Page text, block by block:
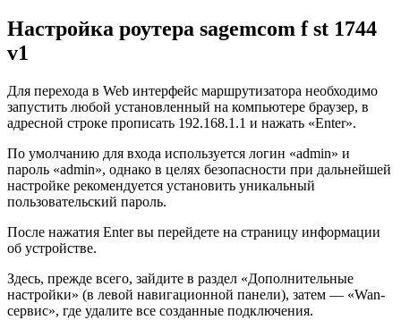
Настройка роутера sagemcom f st 1744
v1
Для перехода в Web интерфейс маршрутизатора необходимо
запустить любой установленный на компьютере браузер, в
адресной строке прописать 192.168.1.1 и нажать «Enter».
По умолчанию для входа используется логин «admin» и
пароль «admin», однако в целях безопасности при дальнейшей
настройке рекомендуется установить уникальный
пользовательский пароль.
После нажатия Enter вы перейдете на страницу информации
об устройстве.
Здесь, прежде всего, зайдите в раздел «Дополнительные
настройки» (в левой навигационной панели), затем — «Wan-
сервис», где удалите все созданные подключения.